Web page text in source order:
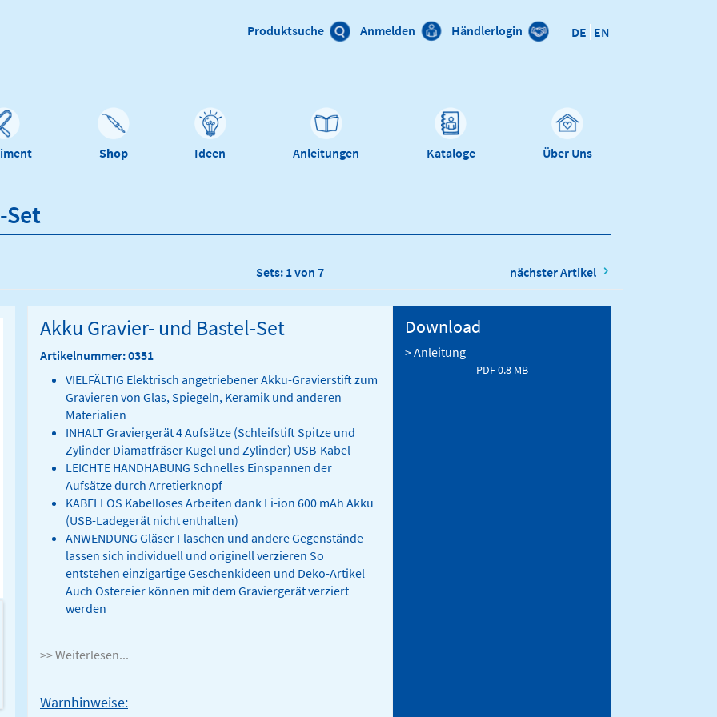
DE EN
Produktsuche Anmelden Händlerlogin
Shop Ideen Anleitungen Kataloge Über Uns
Set
Sets: 1 von 7 nächster Artikel
Akku Gravier- und Bastel-Set
Artikelnummer: 0351
VIELFÄLTIG Elektrisch angetriebener Akku-Gravierstift zum
Gravieren von Glas, Spiegeln, Keramik und anderen
Materialien
INHALT Graviergerät 4 Aufsätze (Schleifstift Spitze und
Zylinder Diamatfräser Kugel und Zylinder) USB-Kabel
LEICHTE HANDHABUNG Schnelles Einspannen der
Aufsätze durch Arretierknopf
KABELLOS Kabelloses Arbeiten dank Li-ion 600 mAh Akku
(USB-Ladegerät nicht enthalten)
ANWENDUNG Gläser Flaschen und andere Gegenstände
lassen sich individuell und originell verzieren So
entstehen einzigartige Geschenkideen und Deko-Artikel
Auch Ostereier können mit dem Graviergerät verziert
werden
>> Weiterlesen...
Warnhinweise:
Download
> Anleitung
- PDF 0.8 MB -